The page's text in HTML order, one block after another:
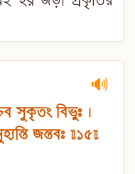
🔊
সুকৃতং বিভুঃ ।
জন্তবঃ ॥১৫॥